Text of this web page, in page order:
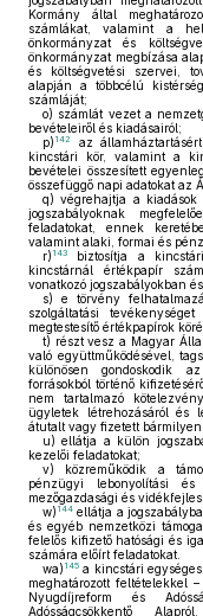
Kormány által
számlákat, valamint a
önkormányzat és
önkormányzat megbízása
és költségvetési szervei,
alapján a többcélú
számláját;
o) számlát vezet a
bevételeiről és kiadásairól;
p) 142
az
kincstári kör, valamint a
bevételei összesített
összefüggő napi adatokat az
q) végrehajtja a kiadások
jogszabályoknak
feladatokat, ennek
valamint alaki, formai és
r) 143
biztosítja a
kincstárnál értékpapír
vonatkozó jogszabályokban
s) e törvény
szolgáltatási
megtestesítő értékpapírok
t) részt vesz a Magyar
való együttműködésével,
különösen gondoskodik
forrásokból történő
nem tartalmazó
ügyletek létrehozásáról és
átutalt vagy fizetett
u) ellátja a külön
kezelői feladatokat;
v) közreműködik a
pénzügyi lebonyolítási
mezőgazdasági és
w) 144 ellátja a
és egyéb nemzetközi
felelős kifizető hatósági és
számára előírt feladatokat.
wa) 145 a kincstári
meghatározott feltételekkel
Nyugdíjreform és
Adósságcsökkentő